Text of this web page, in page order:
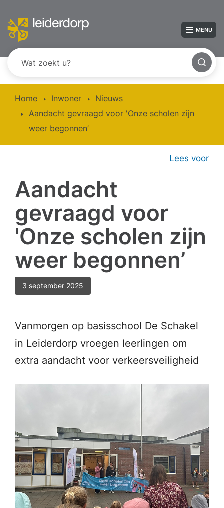
MENU
Home Inwoner
Nieuws
Aandacht gevraagd voor 'Onze scholen zijn
weer begonnen’
Lees voor
Aandacht
gevraagd voor
'Onze scholen zijn
weer begonnen’
3 september 2025
Vanmorgen op basisschool De Schakel
in Leiderdorp vroegen leerlingen om
extra aandacht voor verkeersveiligheid